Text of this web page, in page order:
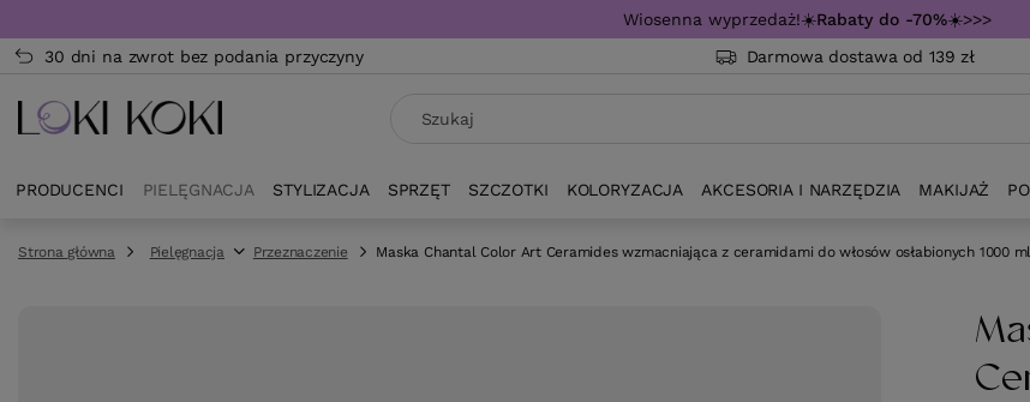
Wiosenna wyprzedaż!☀️Rabaty do -70%☀️>>>
30 dni na zwrot bez podania przyczyny
Darmowa dostawa od 139 zł
PRODUCENCI PIELĘGNACJA STYLIZACJA SPRZĘT SZCZOTKI KOLORYZACJA AKCESORIA I NARZĘDZIA MAKIJAŻ
Strona główna Pielęgnacja Przeznaczenie Maska Chantal Color Art Ceramides wzmacniająca z ceramidami do włosów osłabionych 1000 ml